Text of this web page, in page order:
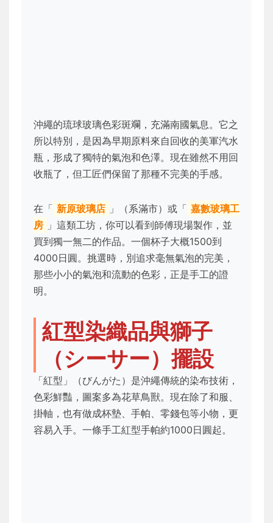
沖繩的琉球玻璃色彩斑斕，充滿南國氣息。它之
所以特別，是因為早期原料來自回收的美軍汽水
瓶，形成了獨特的氣泡和色澤。現在雖然不用回
收瓶了，但工匠們保留了那種不完美的手感。
在「 新原玻璃店 」（系滿市）或「 嘉數玻璃工
房 」這類工坊，你可以看到師傅現場製作，並
買到獨一無二的作品。一個杯子大概1500到
4000日圓。挑選時，別追求毫無氣泡的完美，
那些小小的氣泡和流動的色彩，正是手工的證
明。
紅型染織品與獅子
（シーサー）擺設
「紅型」（びんがた）是沖繩傳統的染布技術，
色彩鮮豔，圖案多為花草鳥獸。現在除了和服、
掛軸，也有做成杯墊、手帕、零錢包等小物，更
容易入手。一條手工紅型手帕約1000日圓起。